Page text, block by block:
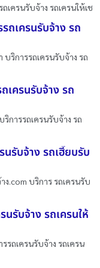
เครนรับจ้าง รถเครนให้เช
ถเครนรับจ้าง รถ
ริการรถเครนรับจ้าง รถ
เครนรับจ้าง รถ
การรถเครนรับจ้าง รถ
รับจ้าง รถเฮี๊ยบรับ
.com บริการ รถเครนรับ
รับจ้าง รถเครนให้
รถเครนรับจ้าง รถเครน